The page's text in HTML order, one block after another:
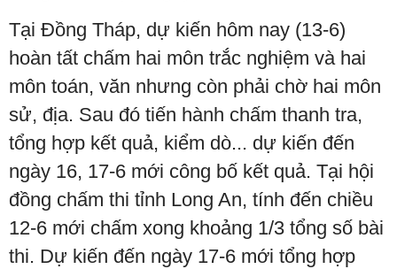
Tại Đồng Tháp, dự kiến hôm nay (13-6)
hoàn tất chấm hai môn trắc nghiệm và hai
môn toán, văn nhưng còn phải chờ hai môn
sử, địa. Sau đó tiến hành chấm thanh tra,
tổng hợp kết quả, kiểm dò... dự kiến đến
ngày 16, 17-6 mới công bố kết quả. Tại hội
đồng chấm thi tỉnh Long An, tính đến chiều
12-6 mới chấm xong khoảng 1/3 tổng số bài
thi. Dự kiến đến ngày 17-6 mới tổng hợp